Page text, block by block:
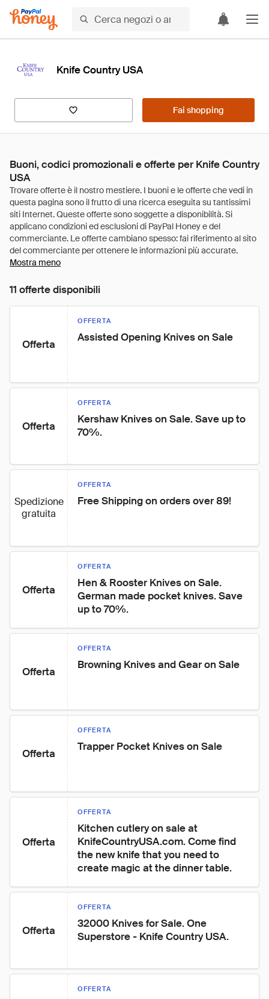
Knife Country USA
Fai shopping
Buoni, codici promozionali e offerte per Knife Country
USA
Mostra meno
11 offerte disponibili
Offerta
OFFERTA
Assisted Opening Knives on Sale
Offerta
OFFERTA
Kershaw Knives on Sale. Save up to
70%.
Spedizione
gratuita
OFFERTA
Free Shipping on orders over 89!
Offerta
OFFERTA
Hen & Rooster Knives on Sale.
German made pocket knives. Save
up to 70%.
Offerta
OFFERTA
Browning Knives and Gear on Sale
Offerta
OFFERTA
Trapper Pocket Knives on Sale
Offerta
OFFERTA
Kitchen cutlery on sale at
KnifeCountryUSA.com. Come find
the new knife that you need to
create magic at the dinner table.
Offerta
OFFERTA
32000 Knives for Sale. One
Superstore - Knife Country USA.
OFFERTA